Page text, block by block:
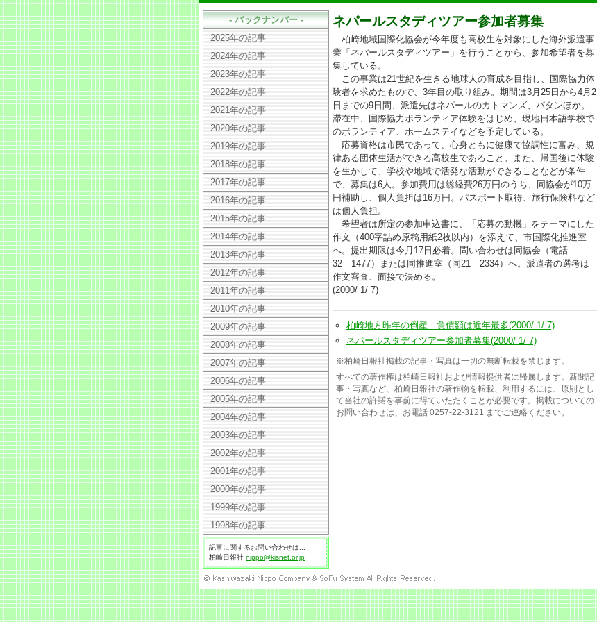
ネパールスタディツアー参加者募集
柏崎地域国際化協会が今年度も高校生を対象にした海外派遣事
業「ネパールスタディツアー」を行うことから、参加希望者を募
集している。
この事業は21世紀を生きる地球人の育成を目指し、国際協力体
験者を求めたもので、3年目の取り組み。期間は3月25日から4月2
日までの9日間、派遣先はネパールのカトマンズ、パタンほか。
滞在中、国際協力ボランティア体験をはじめ、現地日本語学校で
のボランティア、ホームステイなどを予定している。
応募資格は市民であって、心身ともに健康で協調性に富み、規
律ある団体生活ができる高校生であること。また、帰国後に体験
を生かして、学校や地域で活発な活動ができることなどが条件
で、募集は6人。参加費用は総経費26万円のうち、同協会が10万
円補助し、個人負担は16万円。パスポート取得、旅行保険料など
は個人負担。
希望者は所定の参加申込書に、「応募の動機」をテーマにした
作文（400字詰め原稿用紙2枚以内）を添えて、市国際化推進室
へ。提出期限は今月17日必着。問い合わせは同協会（電話
32―1477）または同推進室（同21―2334）へ。派遣者の選考は
作文審査、面接で決める。
(2000/ 1/ 7)
柏崎地方昨年の倒産 負債額は近年最多(2000/ 1/ 7)
ネパールスタディツアー参加者募集(2000/ 1/ 7)
※柏崎日報社掲載の記事・写真は一切の無断転載を禁じます。
すべての著作権は柏崎日報社および情報提供者に帰属します。新聞記
事・写真など、柏崎日報社の著作物を転載、利用するには、原則とし
て当社の許諾を事前に得ていただくことが必要です。掲載についての
お問い合わせは、お電話 0257-22-3121 までご連絡ください。
- バックナンバー -
2025年の記事
2024年の記事
2023年の記事
2022年の記事
2021年の記事
2020年の記事
2019年の記事
2018年の記事
2017年の記事
2016年の記事
2015年の記事
2014年の記事
2013年の記事
2012年の記事
2011年の記事
2010年の記事
2009年の記事
2008年の記事
2007年の記事
2006年の記事
2005年の記事
2004年の記事
2003年の記事
2002年の記事
2001年の記事
2000年の記事
1999年の記事
1998年の記事
記事に関するお問い合わせは...
柏崎日報社 nippo@kisnet.or.jp